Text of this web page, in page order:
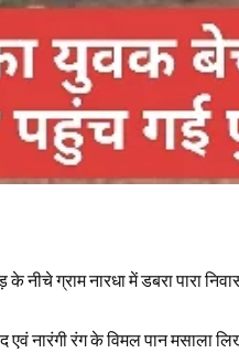
ग्राम नारधा में डबरा पारा
नारंगी रंग के विमल पान मसाला